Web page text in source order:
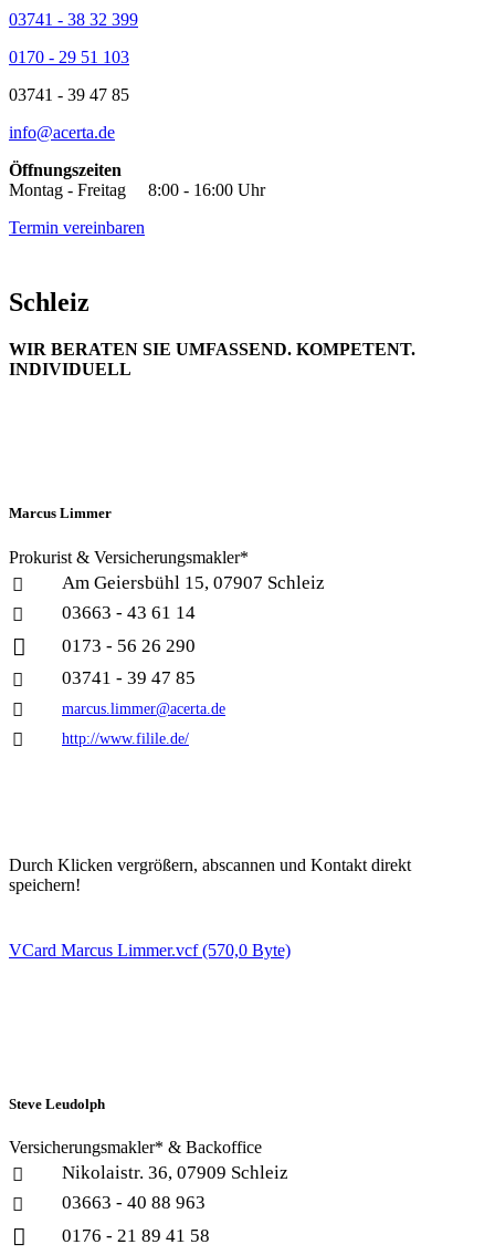
03741 - 38 32 399
0170 - 29 51 103
03741 - 39 47 85
info@acerta.de
Öffnungszeiten
Montag - Freitag 8:00 - 16:00 Uhr
Termin vereinbaren
Schleiz
WIR BERATEN SIE UMFASSEND. KOMPETENT.
INDIVIDUELL
Marcus Limmer
Prokurist & Versicherungsmakler*

Am Geiersbühl 15, 07907 Schleiz

03663 - 43 61 14

0173 - 56 26 290

03741 - 39 47 85

marcus.limmer@acerta.de
 http://www.filile.de/
Durch Klicken ver­größern, ab­scannen und Kontakt direkt
speichern!
VCard Marcus Limmer.vcf(570,0 Byte)
Steve Leudolph
Versicherungsmakler* & Backoffice

Nikolaistr. 36, 07909 Schleiz

03663 - 40 88 963

0176 - 21 89 41 58